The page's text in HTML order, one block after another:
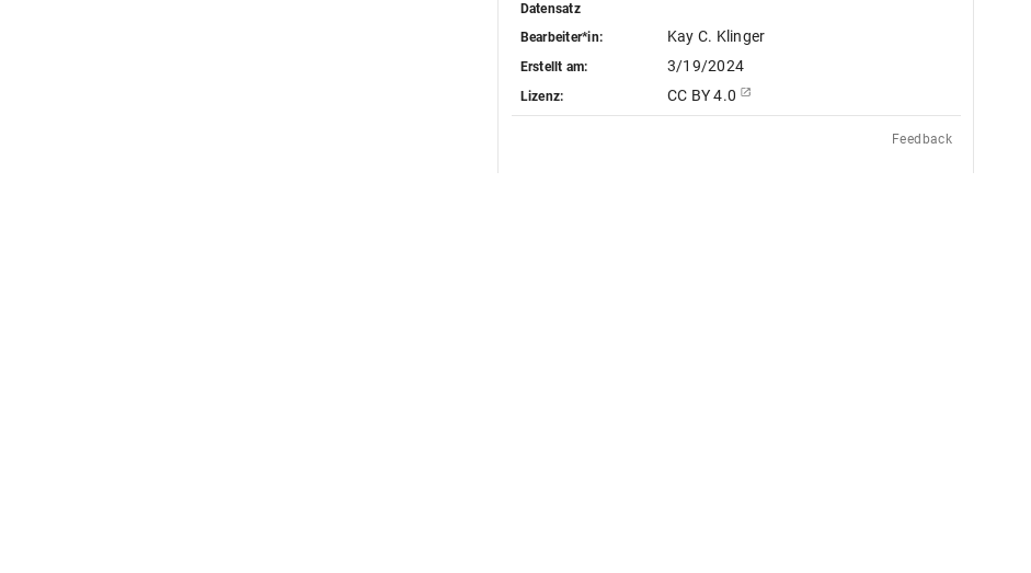
Datensatz
Bearbeiter*in:
Kay C. Klinger
Erstellt am: 3/19/2024
Lizenz: CC BY 4.0
Feedback